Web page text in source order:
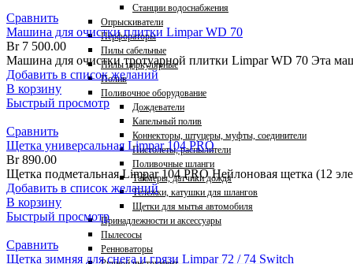
Станции водоснабжения
Опрыскиватели
Перфораторы
Пилы сабельные
Пилы циркулярные
Полив
Поливочное оборудование
Дождеватели
Капельный полив
Коннекторы, штуцеры, муфты, соединители
Пистолеты, распылители
Поливочные шланги
Таймеры, датчики дождя
Тележки, катушки для шлангов
Щетки для мытья автомобиля
Принадлежности и аксессуары
Пылесосы
Ренноваторы
Сравнить
Машина для очистки плитки Limpar WD 70
Br7 500.00
Машина для очистки тротуарной плитки Limpar WD 70 Эта
Добавить в список желаний
В корзину
Быстрый просмотр
Сравнить
Щетка универсальная Limpar 104 PRO
Br890.00
Щетка подметальная Limpar 104 PRO Нейлоновая щетка (12
Добавить в список желаний
В корзину
Быстрый просмотр
Сравнить
Щетка зимняя для снега и грязи Limpar 72 / 74 Switch